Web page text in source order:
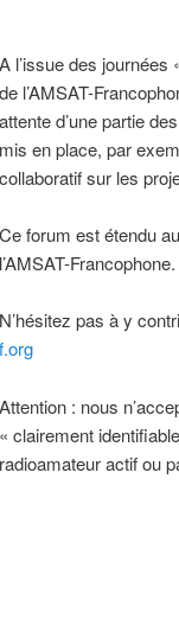
A l’issue des journées
de l’AMSAT-
attente d’une partie
mis en place, par
collaboratif sur les
Ce forum est étendu
l’AMSAT-Francophone.
N’hésitez pas à y
f.org
Attention : nous
« clairement
radioamateur actif ou